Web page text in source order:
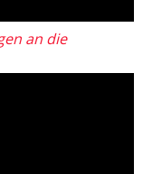
an die